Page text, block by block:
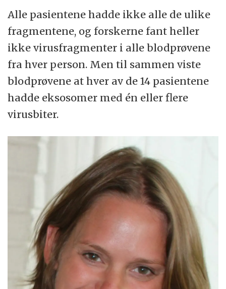
Alle pasientene hadde ikke alle de ulike
fragmentene, og forskerne fant heller
ikke virusfragmenter i alle blodprøvene
fra hver person. Men til sammen viste
blodprøvene at hver av de 14 pasientene
hadde eksosomer med én eller flere
virusbiter.